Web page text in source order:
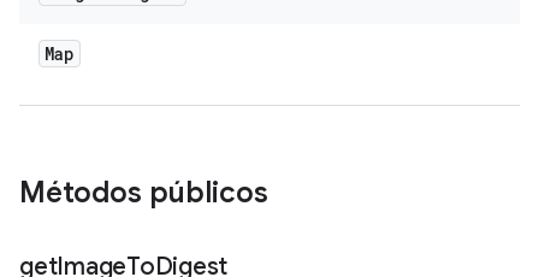
Map
Métodos públicos
getImageToDigest